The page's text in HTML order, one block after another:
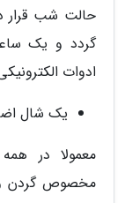
حالت شب قرار
گردد و یک
ادوات
یک شال
معمولا در
مخصوص گردن و